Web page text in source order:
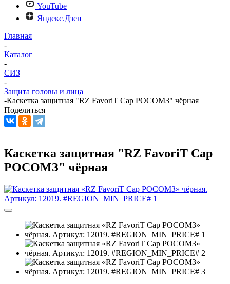
YouTube
Яндекс.Дзен
Главная
-
Каталог
-
СИЗ
-
Защита головы и лица
-Каскетка защитная "RZ FavoriT Cap РОСОМЗ" чёрная
Поделиться
Каскетка защитная "RZ FavoriT Cap
РОСОМЗ" чёрная